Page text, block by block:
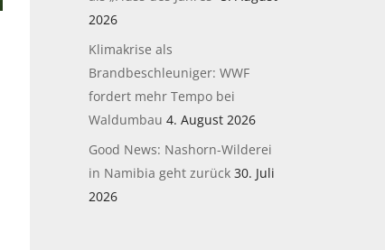
2026
Klimakrise als
Brandbeschleuniger: WWF
fordert mehr Tempo bei
Waldumbau 4. August 2026
Good News: Nashorn-Wilderei
in Namibia geht zurück 30. Juli
2026